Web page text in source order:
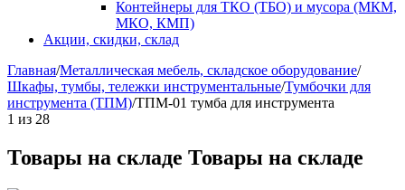
Контейнеры для ТКО (ТБО) и мусора (МКМ,
МКО, КМП)
Акции, скидки, склад
Главная/Металлическая мебель, складское оборудование/
Шкафы, тумбы, тележки инструментальные/Тумбочки для
инструмента (ТПМ)/ТПМ-01 тумба для инструмента
1 из 28
Товары на складе Товары на складе